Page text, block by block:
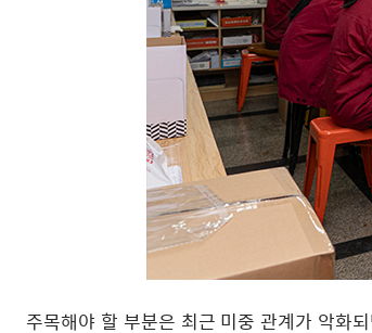
주목해야 할 부분은 최근 미중 관계가 악화